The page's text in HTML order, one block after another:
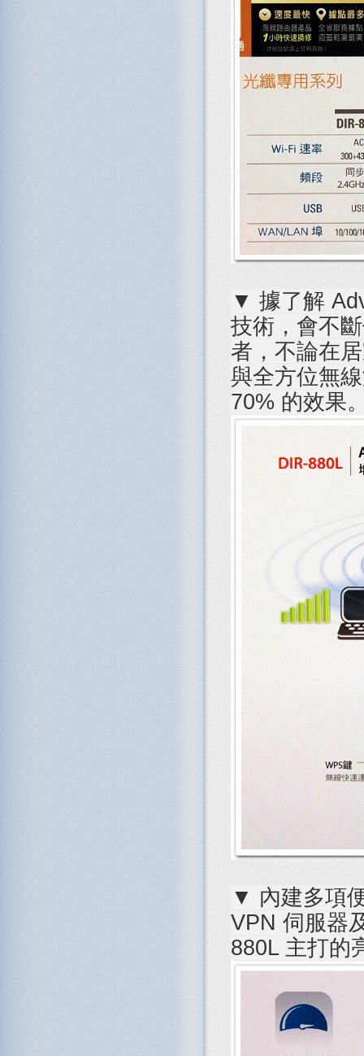
▼ 據了解
技術，會不
者，不論在
與全方位無
70% 的效果
▼ 內建多項
VPN 伺服器
880L 主打的